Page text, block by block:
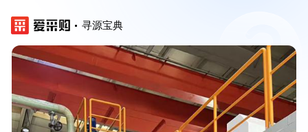
寻源宝典